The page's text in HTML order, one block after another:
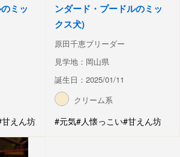
ミッ
えん坊
ンダード・プードルのミッ
クス犬)
原田千恵ブリーダー
見学地：岡山県
誕生日：2025/01/11
クリーム系
#元気#人懐っこい#甘えん坊